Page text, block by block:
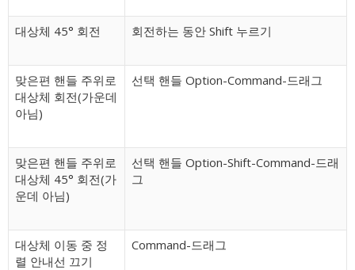
대상체 45° 회전 회전하는 동안 Shift 누르기
맞은편 핸들 주위로
대상체 회전(가운데
아님)
선택 핸들 Option-Command-드래그
맞은편 핸들 주위로
대상체 45° 회전(가
운데 아님)
선택 핸들 Option-Shift-Command-드래
그
대상체 이동 중 정
렬 안내선 끄기
Command-드래그